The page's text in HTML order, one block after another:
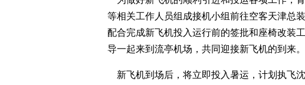
等相关工作人员组成接机小组前往空客天津总
配合完成新飞机投入运行前的签批和座椅改装
导一起来到流亭机场，共同迎接新飞机的到来。
新飞机到场后，将立即投入暑运，计划执飞